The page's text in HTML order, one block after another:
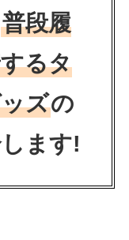
普段履
るタ
ズの
ます!